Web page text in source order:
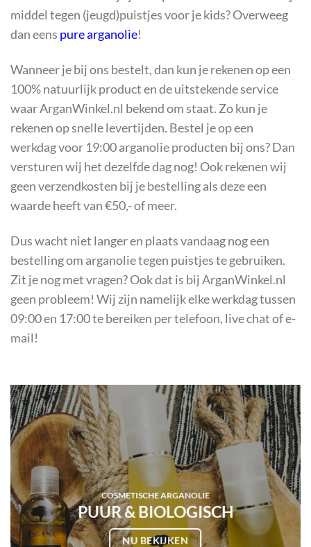
middel tegen (jeugd)puistjes voor je kids? Overweeg
dan eens pure arganolie!
Wanneer je bij ons bestelt, dan kun je rekenen op een
100% natuurlijk product en de uitstekende service
waar ArganWinkel.nl bekend om staat. Zo kun je
rekenen op snelle levertijden. Bestel je op een
werkdag voor 19:00 arganolie producten bij ons? Dan
versturen wij het dezelfde dag nog! Ook rekenen wij
geen verzendkosten bij je bestelling als deze een
waarde heeft van €50,- of meer.
Dus wacht niet langer en plaats vandaag nog een
bestelling om arganolie tegen puistjes te gebruiken.
Zit je nog met vragen? Ook dat is bij ArganWinkel.nl
geen probleem! Wij zijn namelijk elke werkdag tussen
09:00 en 17:00 te bereiken per telefoon, live chat of e-
mail!
COSMETISCHE ARGANOLIE
PUUR & BIOLOGISCH
NU BEKIJKEN